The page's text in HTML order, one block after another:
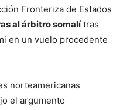
Fronteriza de Estados
al árbitro somalítras
en un vuelo procedente
norteamericanas
el argumento